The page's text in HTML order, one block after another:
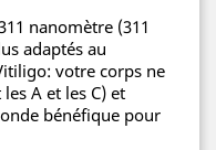
nanomètre (311
adaptés au
votre corps ne
A et les C) et
bénéfique pour